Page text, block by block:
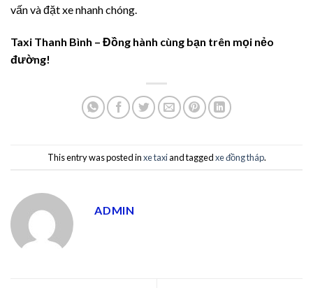
vấn và đặt xe nhanh chóng.
Taxi Thanh Bình – Đồng hành cùng bạn trên mọi nẻo
đường!
This entry was posted inxe taxiand taggedxe đồng tháp.
ADMIN